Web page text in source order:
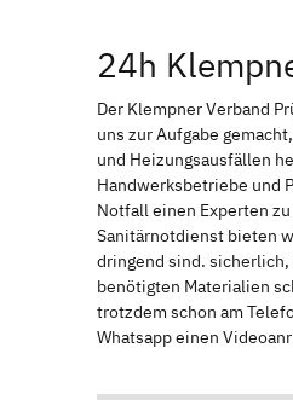
24h
Der Klempner Verband
uns zur Aufgabe
und Heizungsausfällen
Handwerksbetriebe und
Notfall einen Experten
Sanitärnotdienst bieten
dringend sind.
benötigten Materialien
trotzdem schon am
Whatsapp einen